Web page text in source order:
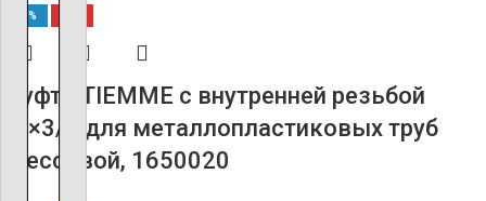
-60%
Муфта TIEMME с внутренней резьбой
26×3/4 для металлопластиковых труб
прессовой, 1650020